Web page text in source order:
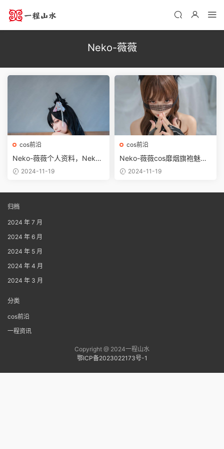
Neko-薇薇
cos前沿
Neko-薇薇个人资料，Neko-
薇薇碧蓝航线作品鉴赏
2024-11-19
cos前沿
Neko-薇薇cos靡烟旗袍魅力
影集，绝美又自信
2024-11-19
归档
2024 年 7 月
2024 年 6 月
2024 年 5 月
2024 年 4 月
2024 年 3 月
分类
cos前沿
一程资讯
Copyright @ 2024一程山水
鄂ICP备2023022173号-1